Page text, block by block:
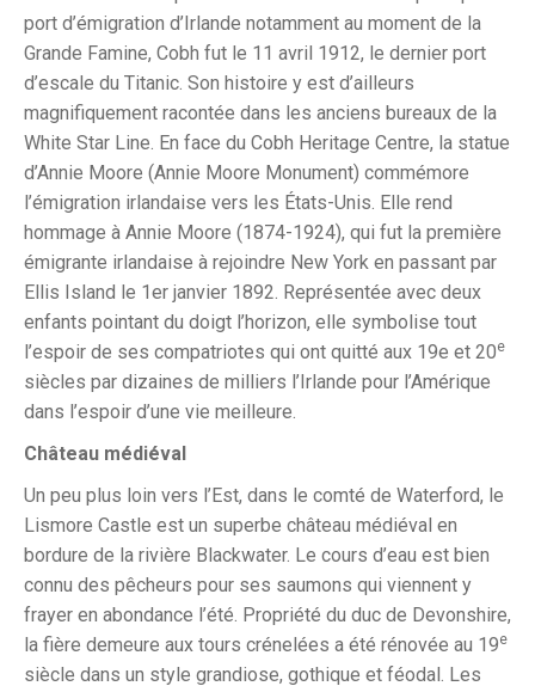
port d’émigration d’Irlande notamment au moment de la
Grande Famine, Cobh fut le 11 avril 1912, le dernier port
d’escale du Titanic. Son histoire y est d’ailleurs
magnifiquement racontée dans les anciens bureaux de la
White Star Line. En face du Cobh Heritage Centre, la statue
d’Annie Moore (Annie Moore Monument) commémore
l’émigration irlandaise vers les États-Unis. Elle rend
hommage à Annie Moore (1874-1924), qui fut la première
émigrante irlandaise à rejoindre New York en passant par
Ellis Island le 1er janvier 1892. Représentée avec deux
enfants pointant du doigt l’horizon, elle symbolise tout
l’espoir de ses compatriotes qui ont quitté aux 19e et 20e
siècles par dizaines de milliers l’Irlande pour l’Amérique
dans l’espoir d’une vie meilleure.
Château médiéval
Un peu plus loin vers l’Est, dans le comté de Waterford, le
Lismore Castle est un superbe château médiéval en
bordure de la rivière Blackwater. Le cours d’eau est bien
connu des pêcheurs pour ses saumons qui viennent y
frayer en abondance l’été. Propriété du duc de Devonshire,
la fière demeure aux tours crénelées a été rénovée au 19e
siècle dans un style grandiose, gothique et féodal. Les